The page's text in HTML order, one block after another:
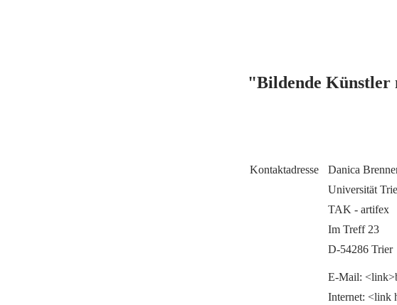
"Bildende Künstler
Kontaktadresse
Danica
Universität
TAK - artifex
Im Treff 23
D-54286 Trier
E-Mail:
Internet: <link